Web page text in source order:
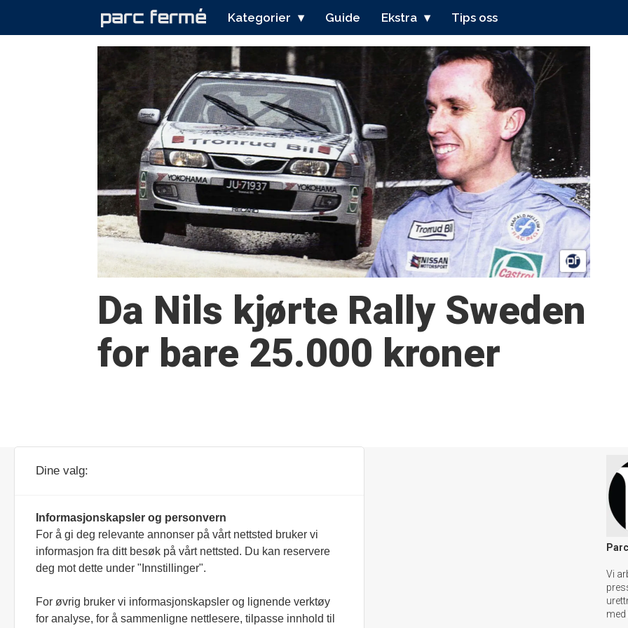
Kategorier Guide Ekstra Tips oss
tronrud
Da Nils kjørte Rally Sweden
for bare 25.000 kroner
3267 Larvik
Ansvarlig redaktør/daglig leder:
Simen Næss Hagen
Tips:
redaksjonen@parcferme.no
Vi
med
Dine valg:
Informasjonskapsler og personvern
For å gi deg relevante annonser på vårt nettsted bruker vi
informasjon fra ditt besøk på vårt nettsted. Du kan reservere
deg mot dette under "Innstillinger".
For øvrig bruker vi informasjonskapsler og lignende verktøy
for analyse, for å sammenligne nettlesere, tilpasse innhold til